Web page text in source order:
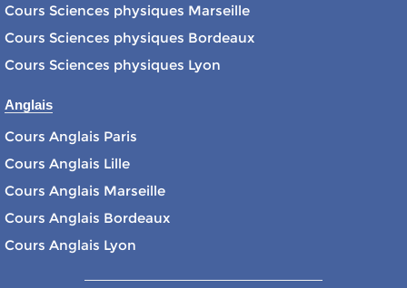
Cours Sciences physiques Marseille
Cours Sciences physiques Bordeaux
Cours Sciences physiques Lyon
Anglais
Cours Anglais Paris
Cours Anglais Lille
Cours Anglais Marseille
Cours Anglais Bordeaux
Cours Anglais Lyon